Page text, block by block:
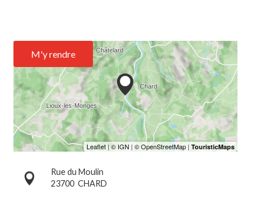
M'y rendre
Rue du Moulin
23700 CHARD